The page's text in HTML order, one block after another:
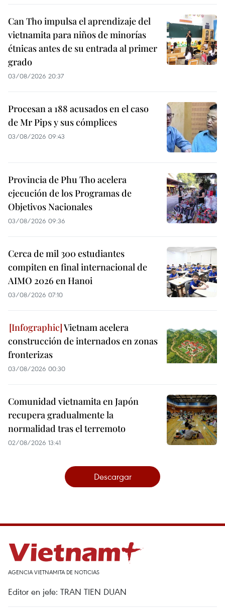
Can Tho impulsa el aprendizaje del
vietnamita para niños de minorías
étnicas antes de su entrada al primer
grado
03/08/2026 20:37
Procesan a 188 acusados en el caso
de Mr Pips y sus cómplices
03/08/2026 09:43
Provincia de Phu Tho acelera
ejecución de los Programas de
Objetivos Nacionales
03/08/2026 09:36
Cerca de mil 300 estudiantes
compiten en final internacional de
AIMO 2026 en Hanoi
03/08/2026 07:10
Vietnam acelera
construcción de internados en zonas
fronterizas
03/08/2026 00:30
Comunidad vietnamita en Japón
recupera gradualmente la
normalidad tras el terremoto
02/08/2026 13:41
Descargar
AGENCIA VIETNAMITA DE NOTICIAS
Editor en jefe: TRAN TIEN DUAN